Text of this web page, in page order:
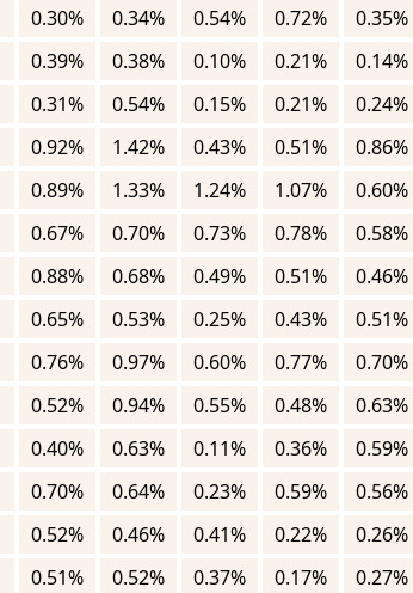
0.30% 0.34% 0.54% 0.72% 0.35%
0.39% 0.38% 0.10% 0.21% 0.14%
0.31% 0.54% 0.15% 0.21% 0.24%
0.92% 1.42% 0.43% 0.51% 0.86%
0.89% 1.33% 1.24% 1.07% 0.60%
0.67% 0.70% 0.73% 0.78% 0.58%
0.88% 0.68% 0.49% 0.51% 0.46%
0.65% 0.53% 0.25% 0.43% 0.51%
0.76% 0.97% 0.60% 0.77% 0.70%
0.52% 0.94% 0.55% 0.48% 0.63%
0.40% 0.63% 0.11% 0.36% 0.59%
0.70% 0.64% 0.23% 0.59% 0.56%
0.52% 0.46% 0.41% 0.22% 0.26%
0.51% 0.52% 0.37% 0.17% 0.27%